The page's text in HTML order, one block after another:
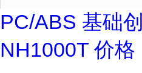
PC/ABS 基础
NH1000T 价格